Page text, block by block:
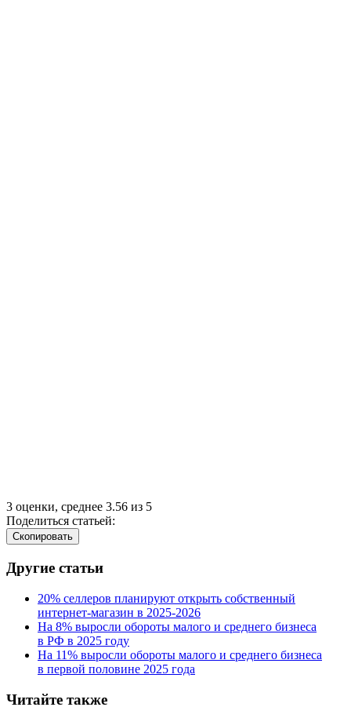
3 оценки, среднее 3.56 из 5
Поделиться статьей:
Cкопировать
Другие статьи
20% селлеров планируют открыть собственный
интернет-магазин в 2025‑2026
На 8% выросли обороты малого и среднего бизнеса
в РФ в 2025 году
На 11% выросли обороты малого и среднего бизнеса
в первой половине 2025 года
Читайте также